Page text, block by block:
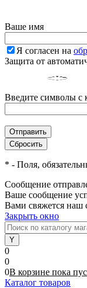
Ваше имя
Я согласен на
Защита от
Введите символы с
* - Поля,
Сообщение
Ваше сообщение
Вами свяжется наш
Закрыть окно
0
0
0В корзине пока
Каталог товаров